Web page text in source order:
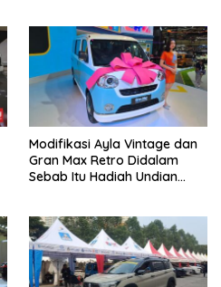
Modifikasi Ayla Vintage dan
Gran Max Retro Didalam
Sebab Itu Hadiah Undian